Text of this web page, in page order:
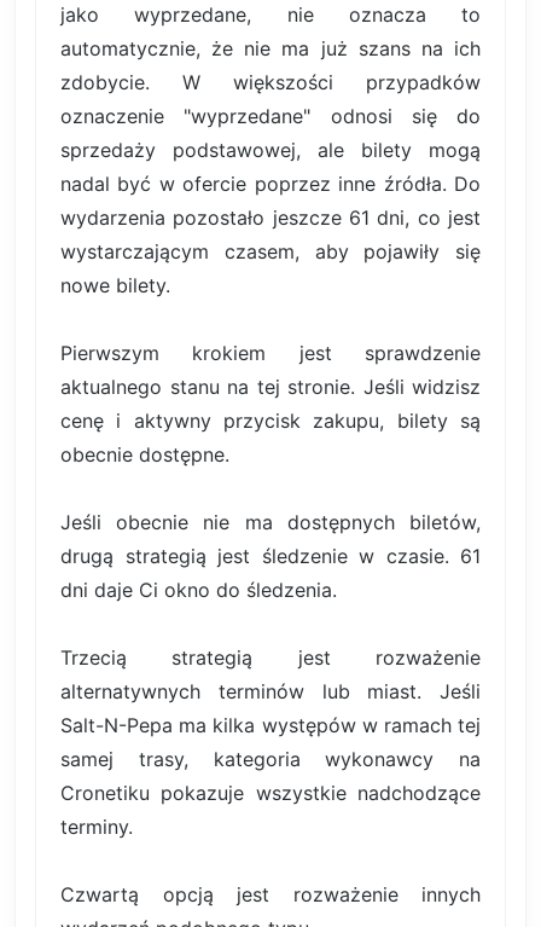
jako wyprzedane, nie oznacza to
automatycznie, że nie ma już szans na ich
zdobycie. W większości przypadków
oznaczenie "wyprzedane" odnosi się do
sprzedaży podstawowej, ale bilety mogą
nadal być w ofercie poprzez inne źródła. Do
wydarzenia pozostało jeszcze 61 dni, co jest
wystarczającym czasem, aby pojawiły się
nowe bilety.
Pierwszym krokiem jest sprawdzenie
aktualnego stanu na tej stronie. Jeśli widzisz
cenę i aktywny przycisk zakupu, bilety są
obecnie dostępne.
Jeśli obecnie nie ma dostępnych biletów,
drugą strategią jest śledzenie w czasie. 61
dni daje Ci okno do śledzenia.
Trzecią strategią jest rozważenie
alternatywnych terminów lub miast. Jeśli
Salt-N-Pepa ma kilka występów w ramach tej
samej trasy, kategoria wykonawcy na
Cronetiku pokazuje wszystkie nadchodzące
terminy.
Czwartą opcją jest rozważenie innych